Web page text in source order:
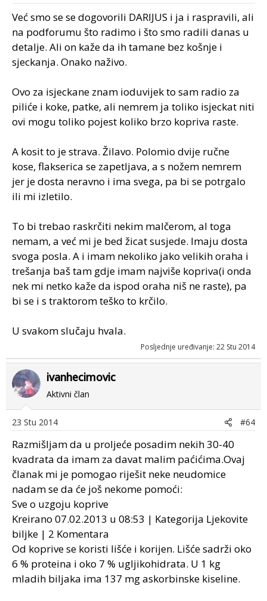
Već smo se se dogovorili DARIJUS i ja i raspravili, ali
na podforumu što radimo i što smo radili danas u
detalje. Ali on kaže da ih tamane bez košnje i
sjeckanja. Onako naživo.
Ovo za isjeckane znam ioduvijek to sam radio za
piliće i koke, patke, ali nemrem ja toliko isjeckat niti
ovi mogu toliko pojest koliko brzo kopriva raste.
A kosit to je strava. Žilavo. Polomio dvije ručne
kose, flakserica se zapetljava, a s nožem nemrem
jer je dosta neravno i ima svega, pa bi se potrgalo
ili mi izletilo.
To bi trebao raskrčiti nekim malčerom, al toga
nemam, a već mi je bed žicat susjede. Imaju dosta
svoga posla. A i imam nekoliko jako velikih oraha i
trešanja baš tam gdje imam najviše kopriva(i onda
nek mi netko kaže da ispod oraha niš ne raste), pa
bi se i s traktorom teško to krčilo.
U svakom slučaju hvala.
Posljednje uređivanje: 22 Stu 2014
ivanhecimovic
Aktivni član
23 Stu 2014 #64
Razmišljam da u proljeće posadim nekih 30-40
kvadrata da imam za davat malim paćićima.Ovaj
članak mi je pomogao riješit neke neudomice
nadam se da će još nekome pomoći:
Sve o uzgoju koprive
Kreirano 07.02.2013 u 08:53 | Kategorija Ljekovite
biljke | 2 Komentara
Od koprive se koristi lišće i korijen. Lišće sadrži oko
6 % proteina i oko 7 % ugljikohidrata. U 1 kg
mladih biljaka ima 137 mg askorbinske kiseline.